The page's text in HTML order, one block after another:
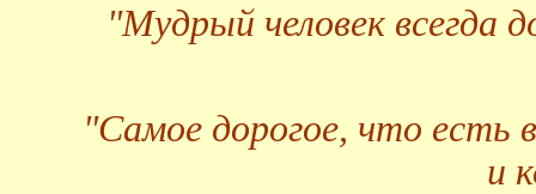
"Мудрый человек всегда
"Самое дорогое, что есть
и